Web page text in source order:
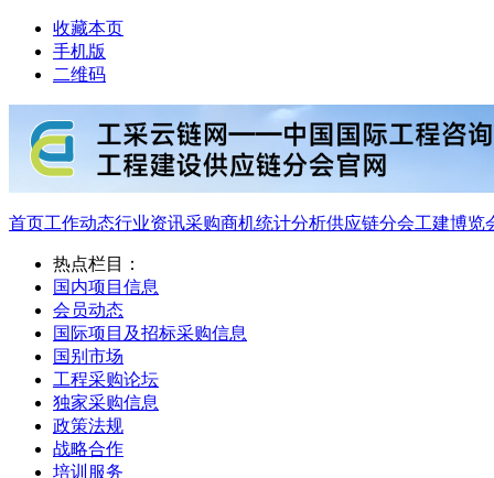
收藏本页
手机版
二维码
首页工作动态行业资讯采购商机统计分析供应链分会工建博览
热点栏目：
国内项目信息
会员动态
国际项目及招标采购信息
国别市场
工程采购论坛
独家采购信息
政策法规
战略合作
培训服务